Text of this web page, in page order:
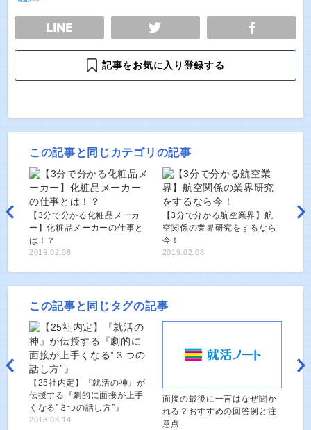
TWEET
記事をお気に入り登録する
この記事と同じカテゴリの記事
【3分で分かる化粧品メーカ
ー】化粧品メーカーの仕事と
は！？
2019.02.08
【3分で分かる航空業界】航
空関係の業界研究をするなら
今！
2019.02.08
この記事と同じタグの記事
【25社内定】『就活の神』が
伝授する『劇的に面接が上手
くなる”３つの話し方”』
2018.03.14
面接の最後に一言はなぜ聞か
れる？おすすめの回答例と注
意点